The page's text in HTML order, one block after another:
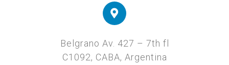
Belgrano Av. 427 – 7th fl
C1092, CABA, Argentina